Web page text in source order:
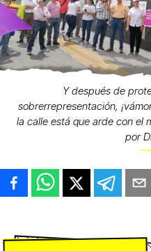
Y después de
sobrerrepresentación,
la calle está que arde con el
por